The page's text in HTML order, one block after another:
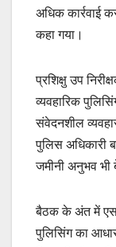
अधिक कार्रवाई
कहा गया।
प्रशिक्षु उप
व्यवहारिक
संवेदनशील
पुलिस अधिकारी
जमीनी अनुभव
बैठक के अंत में
पुलिसिंग का